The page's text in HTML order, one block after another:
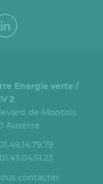
Energie verte /
2
de Montois
Auxerre
01.49.14.79.79
01.43.04.51.23
contacter